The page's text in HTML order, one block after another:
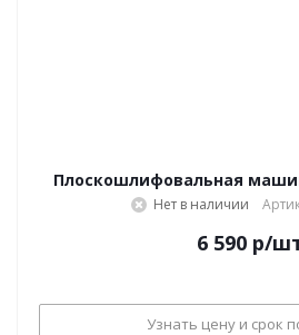
Плоскошлифовальная
Нет в наличии
6 590 р/
Узнать цену и срок